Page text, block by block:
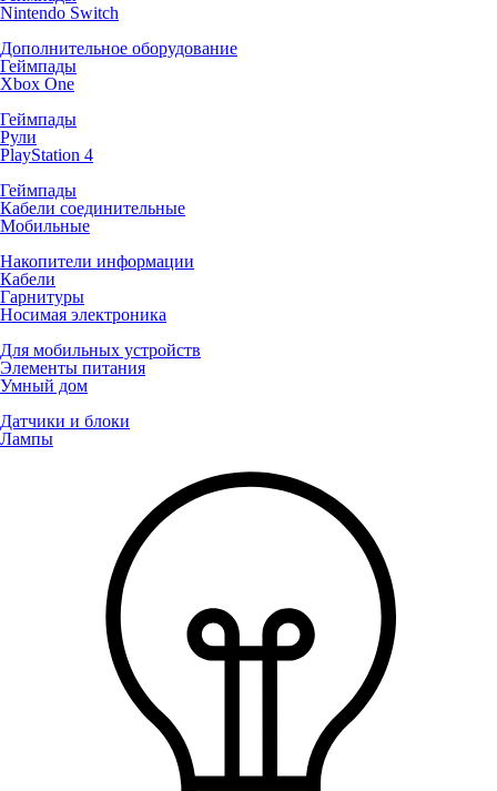
Nintendo Switch
Дополнительное оборудование
Геймпады
Xbox One
Геймпады
Рули
PlayStation 4
Геймпады
Кабели соединительные
Мобильные
Накопители информации
Кабели
Гарнитуры
Носимая электроника
Для мобильных устройств
Элементы питания
Умный дом
Датчики и блоки
Лампы